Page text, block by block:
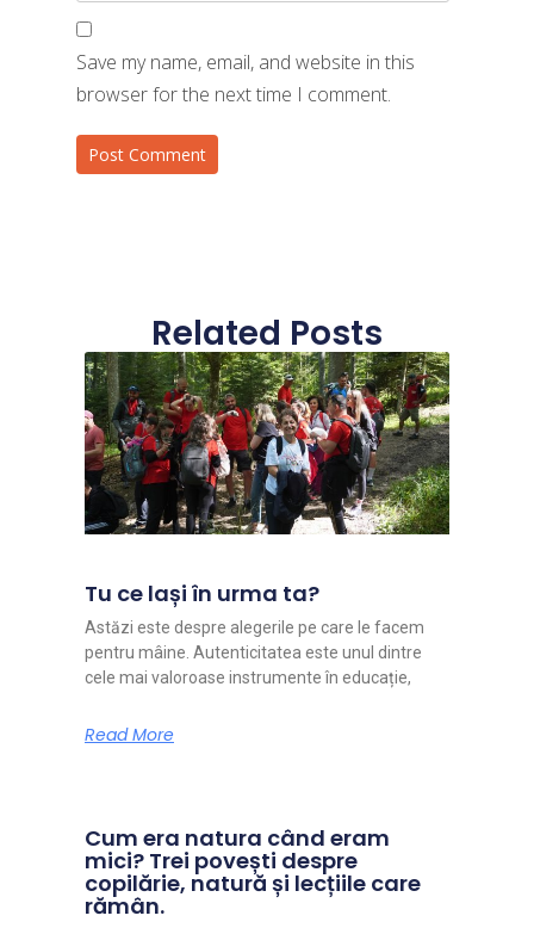
Save my name, email, and website in this
browser for the next time I comment.
Related Posts
Tu ce lași în urma ta?
Astăzi este despre alegerile pe care le facem
pentru mâine. Autenticitatea este unul dintre
cele mai valoroase instrumente în educație,
Read More
Cum era natura când eram
mici? Trei povești despre
copilărie, natură și lecțiile care
rămân.